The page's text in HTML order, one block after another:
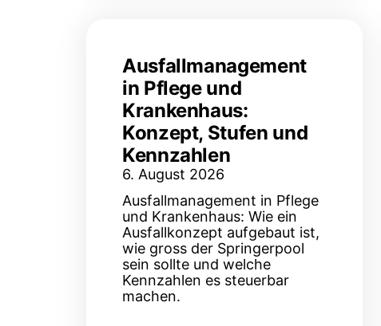
Ausfallmanagement
in Pflege und
Krankenhaus:
Konzept, Stufen und
Kennzahlen
6. August 2026
Ausfallmanagement in Pflege
und Krankenhaus: Wie ein
Ausfallkonzept aufgebaut ist,
wie gross der Springerpool
sein sollte und welche
Kennzahlen es steuerbar
machen.